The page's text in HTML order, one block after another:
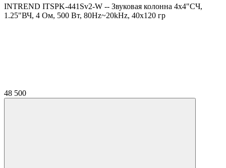
INTREND ITSPK-441Sv2-W -- Звуковая колонна 4х4"СЧ,
1.25"ВЧ, 4 Ом, 500 Вт, 80Hz~20kHz, 40х120 гр
48 500